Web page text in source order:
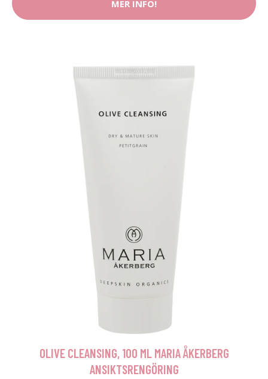
MER INFO!
OLIVE CLEANSING, 100 ML MARIA ÅKERBERG
ANSIKTSRENGÖRING